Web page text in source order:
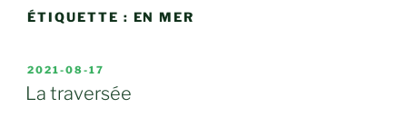
ÉTIQUETTE : EN MER
PUBLIÉ
LE
2021-08-17
La traversée